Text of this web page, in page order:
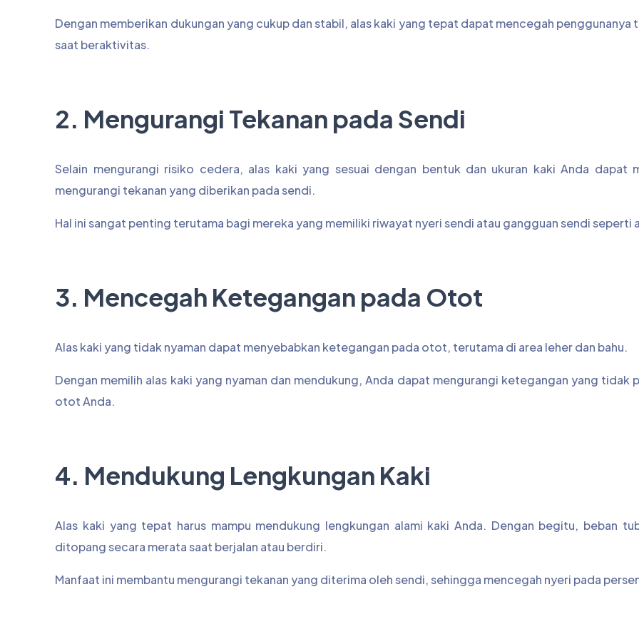
Dengan memberikan dukungan yang cukup dan stabil, alas kaki yang tepat dapat mencegah penggunanya
saat beraktivitas.
2. Mengurangi Tekanan pada Sendi
Selain mengurangi risiko cedera, alas kaki yang sesuai dengan bentuk dan ukuran kaki Anda dapat
mengurangi tekanan yang diberikan pada sendi.
Hal ini sangat penting terutama bagi mereka yang memiliki riwayat nyeri sendi atau gangguan sendi seperti
3. Mencegah Ketegangan pada Otot
Alas kaki yang tidak nyaman dapat menyebabkan ketegangan pada otot, terutama di area leher dan bahu.
Dengan memilih alas kaki yang nyaman dan mendukung, Anda dapat mengurangi ketegangan yang tidak
otot Anda.
4. Mendukung Lengkungan Kaki
Alas kaki yang tepat harus mampu mendukung lengkungan alami kaki Anda. Dengan begitu, beban
ditopang secara merata saat berjalan atau berdiri.
Manfaat ini membantu mengurangi tekanan yang diterima oleh sendi, sehingga mencegah nyeri pada